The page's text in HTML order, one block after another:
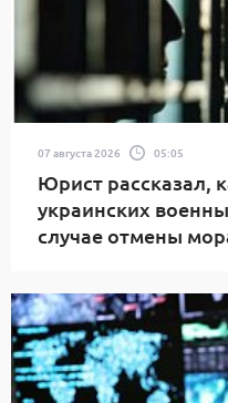
07 августа 2026 05:05
Юрист рассказал,
украинских
случае отмены